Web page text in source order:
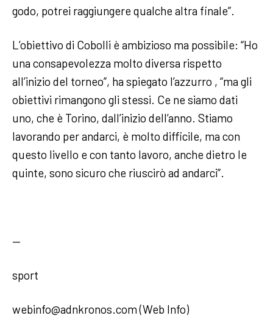
godo, potrei raggiungere qualche altra finale”.
L’obiettivo di Cobolli è ambizioso ma possibile: “Ho
una consapevolezza molto diversa rispetto
all’inizio del torneo”, ha spiegato l’azzurro , “ma gli
obiettivi rimangono gli stessi. Ce ne siamo dati
uno, che è Torino, dall’inizio dell’anno. Stiamo
lavorando per andarci, è molto difficile, ma con
questo livello e con tanto lavoro, anche dietro le
quinte, sono sicuro che riuscirò ad andarci”.
—
sport
webinfo@adnkronos.com (Web Info)